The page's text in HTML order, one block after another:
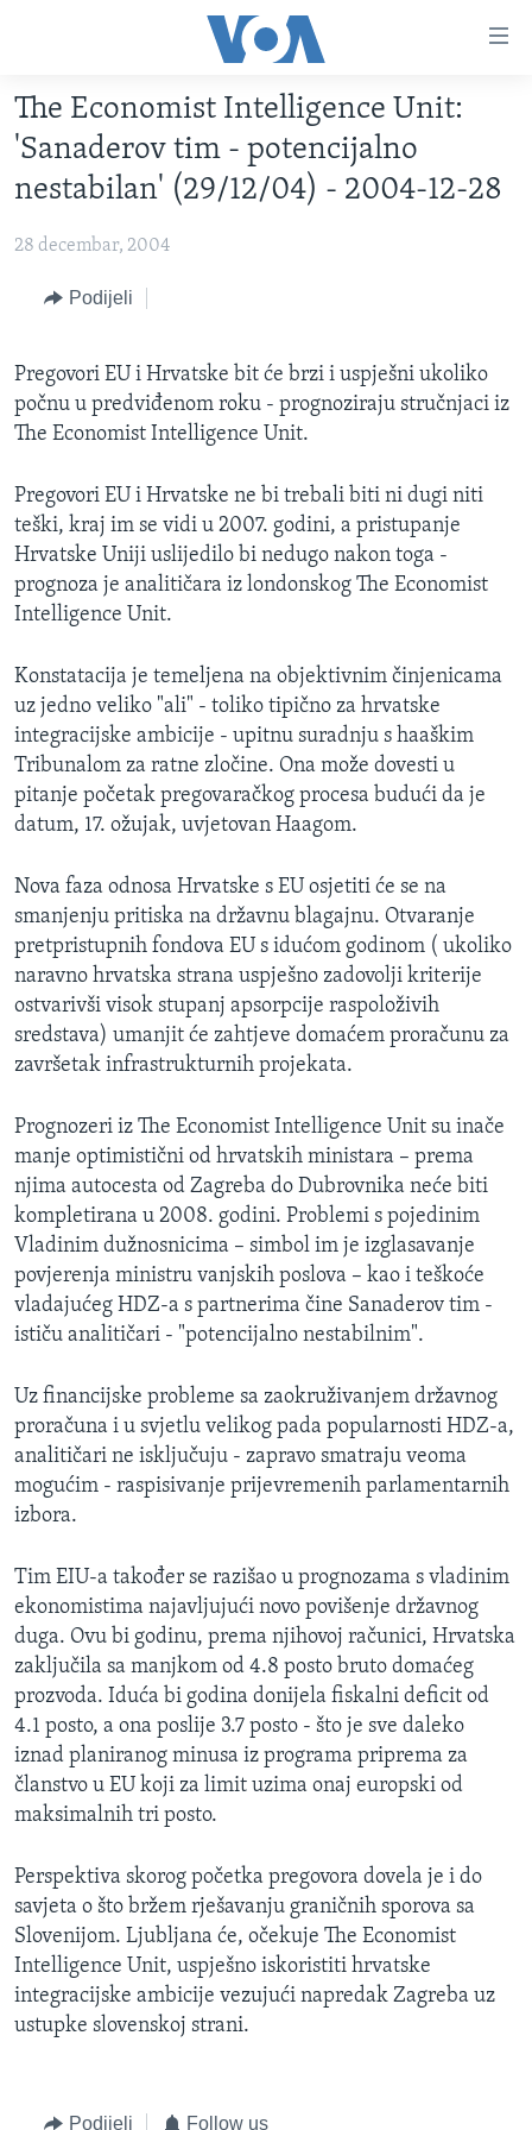
glavni
sadržaj
na
glavnu
FOTOGRAFIJE DANA
VIJESTI
SJEDINJENE AMERIČKE DRŽAVE
SVIJET
NAUKA I TEHNOLOGIJA
KORUPCIJA
SLOBODA MEDIJA
IZBJEGLIČKA STRANA
MAGAZIN
O GLASU AMERIKE
PRATITE NAS
Jezici
The Economist Intelligence Unit:
'Sanaderov tim - potencijalno
nestabilan' (29/12/04) - 2004-12-28
28 decembar, 2004
Podijeli
Pregovori EU i Hrvatske bit će brzi i uspješni ukoliko
počnu u predviđenom roku - prognoziraju stručnjaci iz
The Economist Intelligence Unit.
Pregovori EU i Hrvatske ne bi trebali biti ni dugi niti
teški, kraj im se vidi u 2007. godini, a pristupanje
Hrvatske Uniji uslijedilo bi nedugo nakon toga -
prognoza je analitičara iz londonskog The Economist
Intelligence Unit.
Konstatacija je temeljena na objektivnim činjenicama
uz jedno veliko "ali" - toliko tipično za hrvatske
integracijske ambicije - upitnu suradnju s haaškim
Tribunalom za ratne zločine. Ona može dovesti u
pitanje početak pregovaračkog procesa budući da je
datum, 17. ožujak, uvjetovan Haagom.
Nova faza odnosa Hrvatske s EU osjetiti će se na
smanjenju pritiska na državnu blagajnu. Otvaranje
pretpristupnih fondova EU s idućom godinom ( ukoliko
naravno hrvatska strana uspješno zadovolji kriterije
ostvarivši visok stupanj apsorpcije raspoloživih
sredstava) umanjit će zahtjeve domaćem proračunu za
završetak infrastrukturnih projekata.
Prognozeri iz The Economist Intelligence Unit su inače
manje optimistični od hrvatskih ministara – prema
njima autocesta od Zagreba do Dubrovnika neće biti
kompletirana u 2008. godini. Problemi s pojedinim
Vladinim dužnosnicima – simbol im je izglasavanje
povjerenja ministru vanjskih poslova – kao i teškoće
vladajućeg HDZ-a s partnerima čine Sanaderov tim -
ističu analitičari - "potencijalno nestabilnim".
Uz financijske probleme sa zaokruživanjem državnog
proračuna i u svjetlu velikog pada popularnosti HDZ-a,
analitičari ne isključuju - zapravo smatraju veoma
mogućim - raspisivanje prijevremenih parlamentarnih
izbora.
Tim EIU-a također se razišao u prognozama s vladinim
ekonomistima najavljujući novo povišenje državnog
duga. Ovu bi godinu, prema njihovoj računici, Hrvatska
zaključila sa manjkom od 4.8 posto bruto domaćeg
prozvoda. Iduća bi godina donijela fiskalni deficit od
4.1 posto, a ona poslije 3.7 posto - što je sve daleko
iznad planiranog minusa iz programa priprema za
članstvo u EU koji za limit uzima onaj europski od
maksimalnih tri posto.
Perspektiva skorog početka pregovora dovela je i do
savjeta o što bržem rješavanju graničnih sporova sa
Slovenijom. Ljubljana će, očekuje The Economist
Intelligence Unit, uspješno iskoristiti hrvatske
integracijske ambicije vezujući napredak Zagreba uz
ustupke slovenskoj strani.
Podijeli Follow us